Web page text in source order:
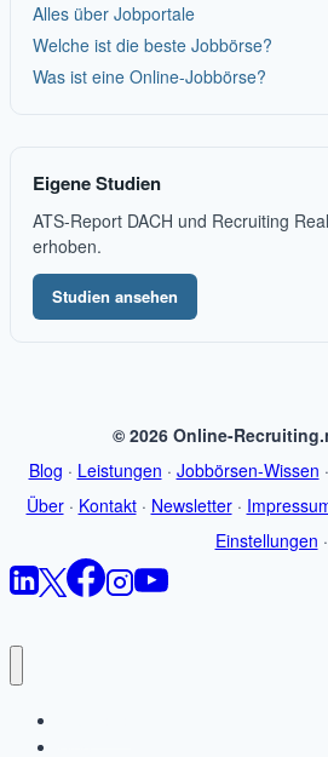
Alles über Jobportale
Welche ist die beste Jobbörse?
Was ist eine Online-Jobbörse?
Eigene Studien
ATS-Report DACH und Recruiting
erhoben.
Studien ansehen
© 2026 Online-
Blog · Leistungen · Jobbörsen-Wissen ·
Über· Kontakt· Newsletter·
Einstellungen ·